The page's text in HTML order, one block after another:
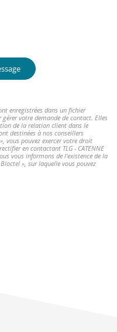
enregistrées dans un fichier
gérer votre demande de contact. Elles
de la relation client dans le
destinées à nos conseillers
vous pouvez exercer votre droit
en contactant TLG - CATENNE
vous informons de l'existence de la
», sur laquelle vous pouvez